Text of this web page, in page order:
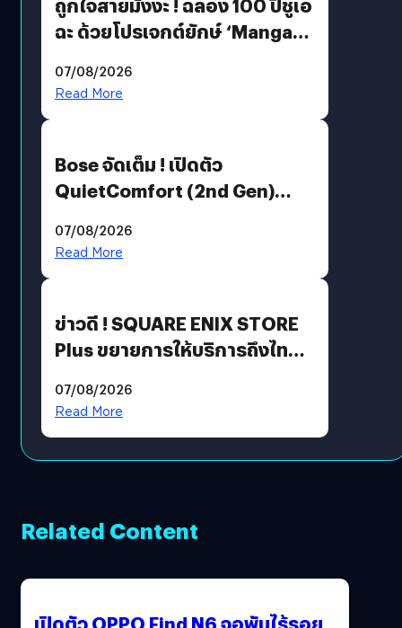
ฉะ ด้วยโปรเจกต์ยักษ์ ‘Manga
มีภาษาไทยด้วย
07/08/2026
Read More
Bose จัดเต็ม ! เปิดตัว
QuietComfort (2nd Gen)
07/08/2026
Read More
ข่าวดี ! SQUARE ENIX STORE
Plus ขยายการให้บริการถึงไทย
โดยตรง
07/08/2026
Read More
Related Content
เปิดตัว OPPO Find N6 จอพับไร้รอย